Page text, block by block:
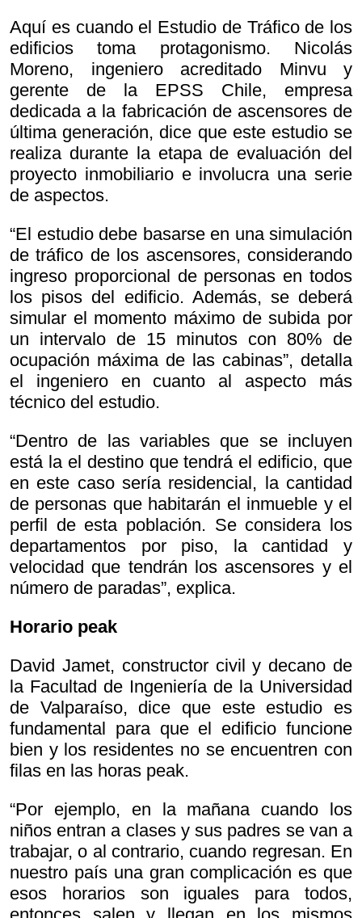
Aquí es cuando el Estudio de Tráfico de los
edificios toma protagonismo. Nicolás
Moreno, ingeniero acreditado Minvu y
gerente de la EPSS Chile, empresa
dedicada a la fabricación de ascensores de
última generación, dice que este estudio se
realiza durante la etapa de evaluación del
proyecto inmobiliario e involucra una serie
de aspectos.
“El estudio debe basarse en una simulación
de tráfico de los ascensores, considerando
ingreso proporcional de personas en todos
los pisos del edificio. Además, se deberá
simular el momento máximo de subida por
un intervalo de 15 minutos con 80% de
ocupación máxima de las cabinas”, detalla
el ingeniero en cuanto al aspecto más
técnico del estudio.
“Dentro de las variables que se incluyen
está la el destino que tendrá el edificio, que
en este caso sería residencial, la cantidad
de personas que habitarán el inmueble y el
perfil de esta población. Se considera los
departamentos por piso, la cantidad y
velocidad que tendrán los ascensores y el
número de paradas”, explica.
Horario peak
David Jamet, constructor civil y decano de
la Facultad de Ingeniería de la Universidad
de Valparaíso, dice que este estudio es
fundamental para que el edificio funcione
bien y los residentes no se encuentren con
filas en las horas peak.
“Por ejemplo, en la mañana cuando los
niños entran a clases y sus padres se van a
trabajar, o al contrario, cuando regresan. En
nuestro país una gran complicación es que
esos horarios son iguales para todos,